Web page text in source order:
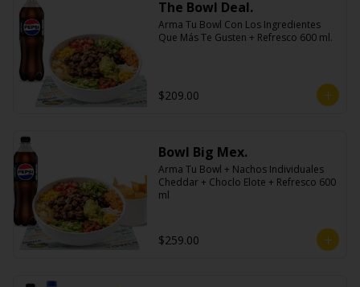
The Bowl Deal.
Arma Tu Bowl Con Los Ingredientes
Que Más Te Gusten + Refresco 600 ml.
$209.00
Bowl Big Mex.
Arma Tu Bowl + Nachos Individuales
Cheddar + Choclo Elote + Refresco 600
ml
$259.00